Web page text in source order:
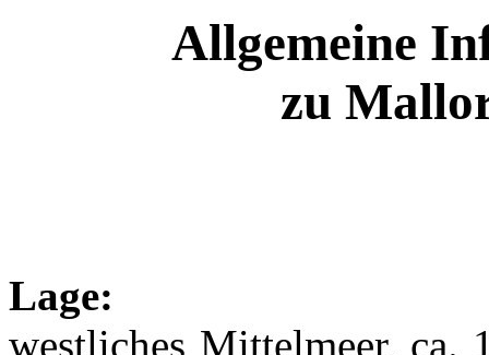
Allgemeine
zu
Lage:
westliches Mittelmeer, ca.